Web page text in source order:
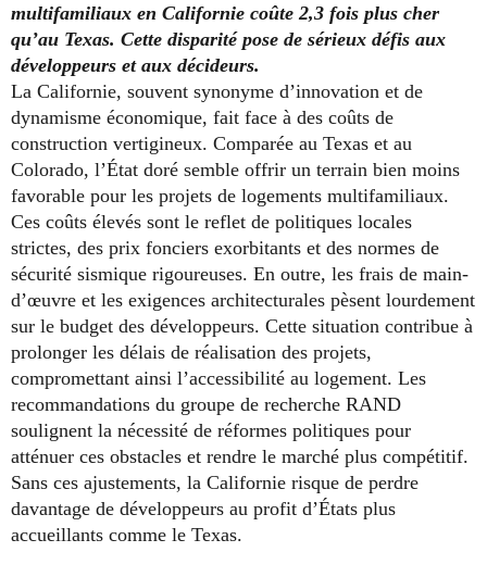
multifamiliaux en Californie coûte 2,3 fois plus cher
qu’au Texas. Cette disparité pose de sérieux défis aux
développeurs et aux décideurs.
La Californie, souvent synonyme d’innovation et de
dynamisme économique, fait face à des coûts de
construction vertigineux. Comparée au Texas et au
Colorado, l’État doré semble offrir un terrain bien moins
favorable pour les projets de logements multifamiliaux.
Ces coûts élevés sont le reflet de politiques locales
strictes, des prix fonciers exorbitants et des normes de
sécurité sismique rigoureuses. En outre, les frais de main-
d’œuvre et les exigences architecturales pèsent lourdement
sur le budget des développeurs. Cette situation contribue à
prolonger les délais de réalisation des projets,
compromettant ainsi l’accessibilité au logement. Les
recommandations du groupe de recherche RAND
soulignent la nécessité de réformes politiques pour
atténuer ces obstacles et rendre le marché plus compétitif.
Sans ces ajustements, la Californie risque de perdre
davantage de développeurs au profit d’États plus
accueillants comme le Texas.